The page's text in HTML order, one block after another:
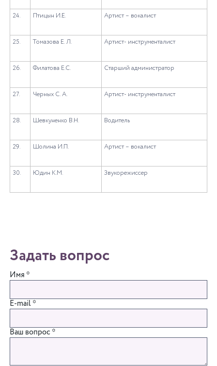
24. Птицын И.Е. Артист – вокалист
25. Томазова Е. Л. Артист- инструменталист
26. Филатова Е.С. Старший администратор
27. Черных С. А. Артист- инструменталист
28. Шевкуненко В.Н. Водитель
29. Шолина И.П. Артист – вокалист
30. Юдин К.М. Звукорежиссер
Задать вопрос
Имя *
E-mail*
Ваш вопрос*